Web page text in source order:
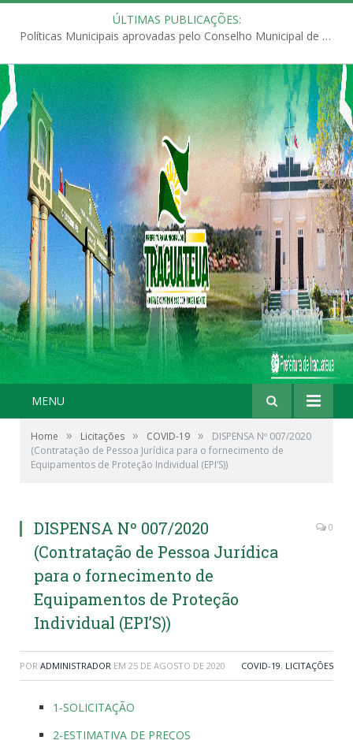
ÚLTIMAS PUBLICAÇÕES:
Políticas Municipais aprovadas pelo Conselho Municipal de Educação (CME)
MENU
Home » Licitações » COVID-19 »
DISPENSA Nº 007/2020
(Contratação de Pessoa Jurídica para o fornecimento de
Equipamentos de Proteção Individual (EPI’S))
DISPENSA Nº 007/2020
(Contratação de Pessoa Jurídica
para o fornecimento de
Equipamentos de Proteção
Individual (EPI’S))
0
POR ADMINISTRADOR EM 25 DE AGOSTO DE 2020 COVID-19, LICITAÇÕES
1-SOLICITAÇÃO
2-ESTIMATIVA DE PREÇOS